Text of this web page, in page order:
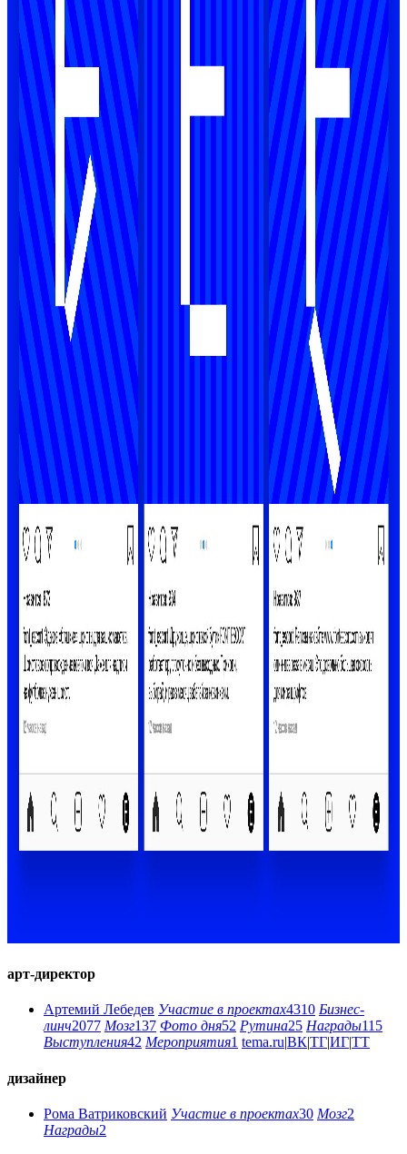
арт-директор
Артемий Лебедев Участие в проектах4310 Бизнес-
линч2077 Мозг137 Фото дня52 Рутина25 Награды115
Выступления42 Мероприятия1 tema.ru|ВК|ТГ|ИГ|ТТ
дизайнер
Рома Ватриковский Участие в проектах30 Мозг2
Награды2